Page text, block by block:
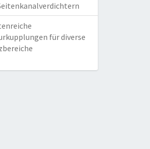
für diverse